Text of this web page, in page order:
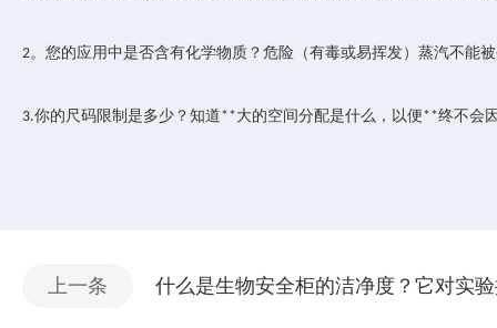
2。您的应用中是否含有化学物质？危险（有毒或易挥发）蒸汽不能
3.你的尺码限制是多少？知道**大的空间分配是什么，以便**终不会
上一条 什么是生物安全柜的洁净度？它对实